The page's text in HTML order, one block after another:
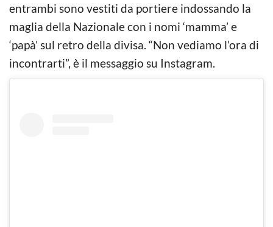
entrambi sono vestiti da portiere indossando la
maglia della Nazionale con i nomi ‘mamma’ e
‘papà’ sul retro della divisa. “Non vediamo l’ora di
incontrarti”, è il messaggio su Instagram.